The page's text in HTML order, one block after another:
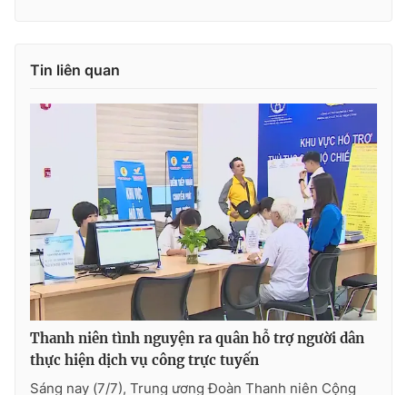
Tin liên quan
Thanh niên tình nguyện ra quân hỗ trợ người dân
thực hiện dịch vụ công trực tuyến
Sáng nay (7/7), Trung ương Đoàn Thanh niên Cộng